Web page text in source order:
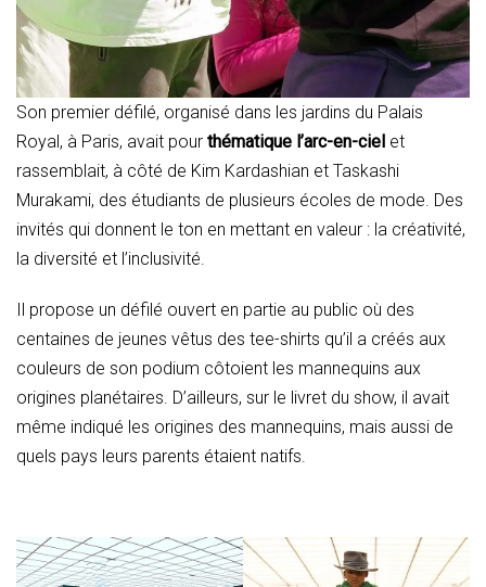
Son premier défilé, organisé dans les jardins du Palais
Royal, à Paris, avait pour thématique l’arc-en-ciel et
rassemblait, à côté de Kim Kardashian et Taskashi
Murakami, des étudiants de plusieurs écoles de mode. Des
invités qui donnent le ton en mettant en valeur : la créativité,
la diversité et l’inclusivité.
Il propose un défilé ouvert en partie au public où des
centaines de jeunes vêtus des tee-shirts qu’il a créés aux
couleurs de son podium côtoient les mannequins aux
origines planétaires. D’ailleurs, sur le livret du show, il avait
même indiqué les origines des mannequins, mais aussi de
quels pays leurs parents étaient natifs.